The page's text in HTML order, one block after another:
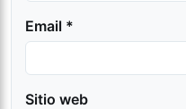
Email *
Sitio web